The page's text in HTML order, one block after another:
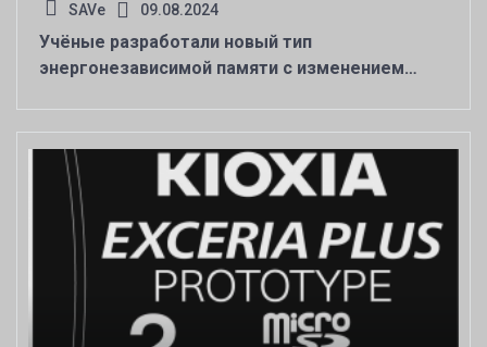
SAVe 09.08.2024
Учёные разработали новый тип
энергонезависимой памяти с изменением